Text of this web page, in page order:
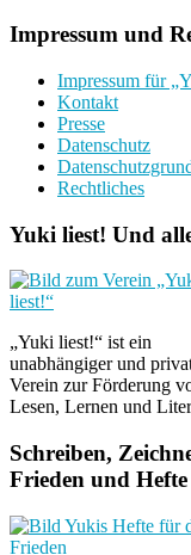
Impressum und
Impressum für
Kontakt
Presse
Datenschutz
Rechtliches
Yuki liest! Und
„Yuki liest!“ ist ein
unabhängiger und
Verein zur Förderung
Lesen, Lernen und
Schreiben,
Frieden und